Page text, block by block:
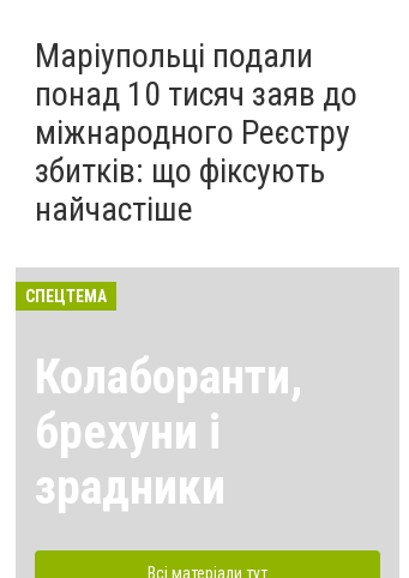
Маріупольці подали
понад 10 тисяч заяв до
міжнародного Реєстру
збитків: що фіксують
найчастіше
СПЕЦТЕМА
Колаборанти,
брехуни і
зрадники
Всі матеріали тут